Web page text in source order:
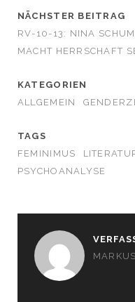
NÄCHSTER BEITRAG
RV-10-13: NINA
MACHT HERRSCHAFT
KATEGORIEN
ALLGEMEIN
TAGS
FEMINIMUS
PSYCHOANALYSE
MARKUS